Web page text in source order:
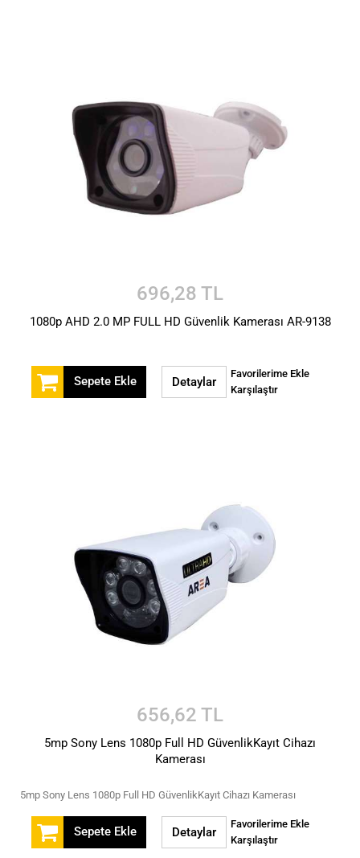
696,28 TL
1080p AHD 2.0 MP FULL HD Güvenlik Kamerası AR-9138
Sepete Ekle Detaylar
Favorilerime Ekle
Karşılaştır
656,62 TL
5mp Sony Lens 1080p Full HD GüvenlikKayıt Cihazı
Kamerası
5mp Sony Lens 1080p Full HD GüvenlikKayıt Cihazı Kamerası
Sepete Ekle Detaylar
Favorilerime Ekle
Karşılaştır